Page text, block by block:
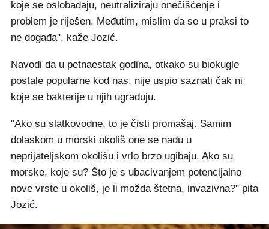
koje se oslobađaju, neutraliziraju onečišćenje i
problem je riješen. Međutim, mislim da se u praksi to
ne događa", kaže Jozić.
Navodi da u petnaestak godina, otkako su biokugle
postale popularne kod nas, nije uspio saznati čak ni
koje se bakterije u njih ugrađuju.
"Ako su slatkovodne, to je čisti promašaj. Samim
dolaskom u morski okoliš one se nađu u
neprijateljskom okolišu i vrlo brzo ugibaju. Ako su
morske, koje su? Što je s ubacivanjem potencijalno
nove vrste u okoliš, je li možda štetna, invazivna?" pita
Jozić.